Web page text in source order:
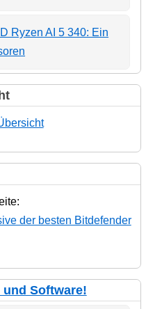
Ryzen AI 5 340: Ein
der besten Bitdefender
und Software!